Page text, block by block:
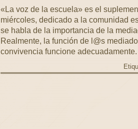
«La voz de la escuela» es el
miércoles, dedicado a la comunidad
se habla de la importancia de la
Realmente, la función de l@s
convivencia funcione